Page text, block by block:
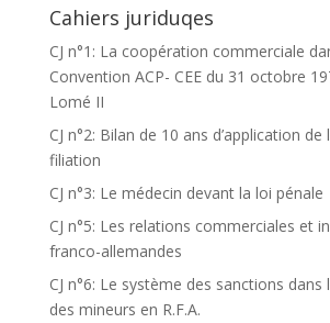
Cahiers juriduqes
CJ n°1: La coopération commerciale
Convention ACP- CEE du 31 octobre
Lomé II
CJ n°2: Bilan de 10 ans d’application
filiation
CJ n°3: Le médecin devant la loi pénale
CJ n°5: Les relations commerciales et
franco-allemandes
CJ n°6: Le système des sanctions dans
des mineurs en R.F.A.